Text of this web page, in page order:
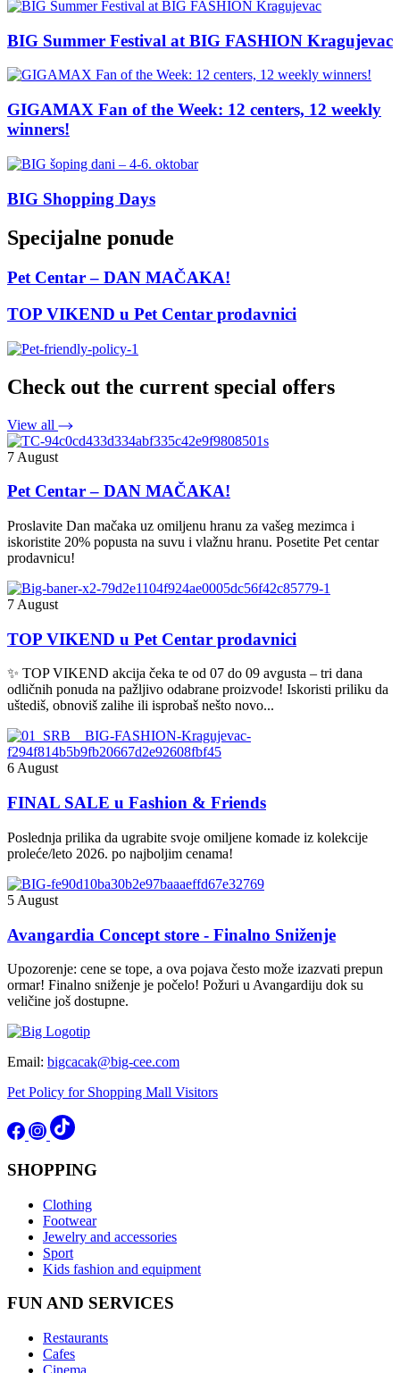
BIG Summer Festival at BIG FASHION Kragujevac
GIGAMAX Fan of the Week: 12 centers, 12 weekly
winners!
BIG Shopping Days
Specijalne ponude
Pet Centar – DAN MAČAKA!
TOP VIKEND u Pet Centar prodavnici
Check out the current special offers
View all
7 August
Pet Centar – DAN MAČAKA!
Proslavite Dan mačaka uz omiljenu hranu za vašeg mezimca i
iskoristite 20% popusta na suvu i vlažnu hranu. Posetite Pet centar
prodavnicu!
7 August
TOP VIKEND u Pet Centar prodavnici
✨ TOP VIKEND akcija čeka te od 07 do 09 avgusta – tri dana
odličnih ponuda na pažljivo odabrane proizvode! Iskoristi priliku da
uštediš, obnoviš zalihe ili isprobaš nešto novo...
6 August
FINAL SALE u Fashion & Friends
Poslednja prilika da ugrabite svoje omiljene komade iz kolekcije
proleće/leto 2026. po najboljim cenama!
5 August
Avangardia Concept store - Finalno Sniženje
Upozorenje: cene se tope, a ova pojava često može izazvati prepun
ormar! Finalno sniženje je počelo! Požuri u Avangardiju dok su
veličine još dostupne.
Email: bigcacak@big-cee.com
Pet Policy for Shopping Mall Visitors
SHOPPING
Clothing
Footwear
Jewelry and accessories
Sport
Kids fashion and equipment
FUN AND SERVICES
Restaurants
Cafes